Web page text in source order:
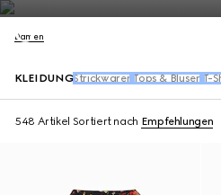
Damen
KLEIDUNG Strickwaren Tops & Blusen​ T-
548 Artikel Sortiert nach Empfehlungen